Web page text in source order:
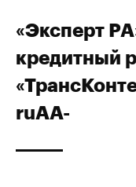
«Эксперт
кредитный
ruAA-